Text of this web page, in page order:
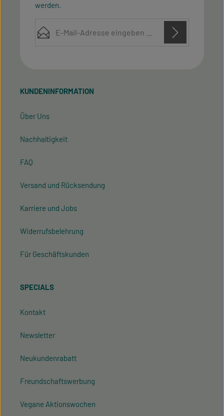
werden.
mit ihnen einverstanden.
KUNDENINFORMATION
Über Uns
Nachhaltigkeit
FAQ
Versand und Rücksendung
Karriere und Jobs
Widerrufsbelehrung
Für Geschäftskunden
SPECIALS
Kontakt
Newsletter
Neukundenrabatt
Freundschaftswerbung
Vegane Aktionswochen